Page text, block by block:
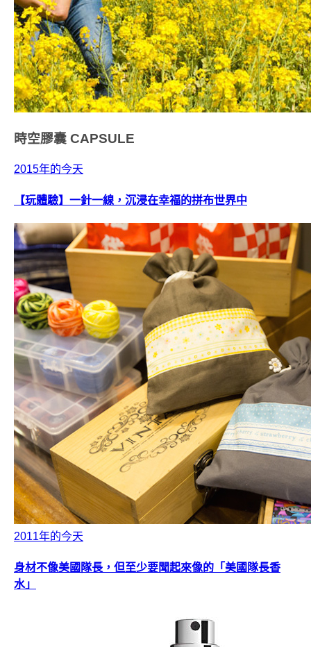
時空膠囊 CAPSULE
2015年的今天
【玩體驗】一針一線，沉浸在幸福的拼布世界中
2011年的今天
身材不像美國隊長，但至少要聞起來像的「美國隊長香
水」